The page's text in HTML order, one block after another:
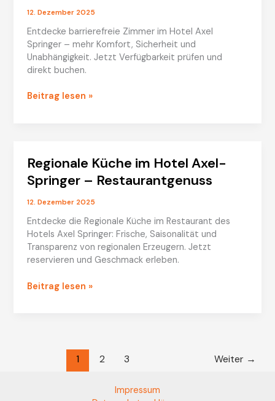
12. Dezember 2025
Entdecke barrierefreie Zimmer im Hotel Axel
Springer – mehr Komfort, Sicherheit und
Unabhängigkeit. Jetzt Verfügbarkeit prüfen und
direkt buchen.
Barrierefreie
Springer
–
bequem
buchen
Beitrag lesen »
Regionale Küche im Hotel Axel-
Springer – Restaurantgenuss
12. Dezember 2025
Entdecke die Regionale Küche im Restaurant des
Hotels Axel Springer: Frische, Saisonalität und
Transparenz von regionalen Erzeugern. Jetzt
reservieren und Geschmack erleben.
Regionale
Beitrag lesen »
1 2 3 Weiter →
Impressum